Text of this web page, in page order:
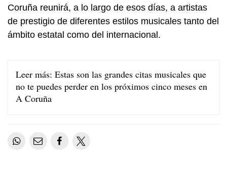
Coruña reunirá, a lo largo de esos días, a artistas
de prestigio de diferentes estilos musicales tanto del
ámbito estatal como del internacional.
Leer más: Estas son las grandes citas musicales que
no te puedes perder en los próximos cinco meses en
A Coruña